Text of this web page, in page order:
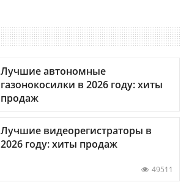
Лучшие автономные
газонокосилки в 2026 году: хиты
продаж
Лучшие видеорегистраторы в
2026 году: хиты продаж
49511